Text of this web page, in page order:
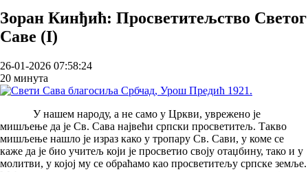
Зоран Кинђић: Просветитељство Светог
Саве (I)
26-01-2026 07:58:24
20 минута
У нашем народу, а не само у Цркви, уврежено је
мишљење да је Св. Сава највећи српски просветитељ. Такво
мишљење нашло је израз како у тропару Св. Сави, у коме се
каже да је био учитељ који је просветио своју отаџбину, тако и у
молитви, у којој му се обраћамо као просветитељу српске земље.